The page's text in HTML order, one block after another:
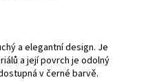
a elegantní design. Je
a její povrch je odolný
v černé barvě.